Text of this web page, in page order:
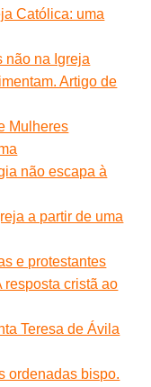
Católica: uma
não na Igreja
Artigo de
Mulheres
não escapa à
a partir de uma
e protestantes
resposta cristã ao
Teresa de Ávila
ordenadas bispo.